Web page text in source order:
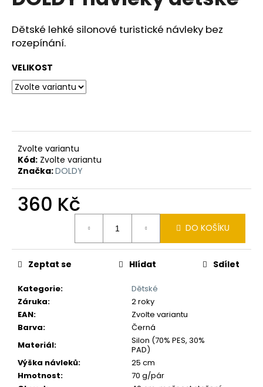
z
5
hvězdiček.
Dětské lehké silonové turistické návleky bez
rozepínání.
VELIKOST
Zvolte variantu
Kód: Zvolte variantu
Značka:DOLDY
360 Kč
DO KOŠÍKU
Kategorie:
Dětské
Záruka:
2 roky
EAN:
Zvolte variantu
Barva:
Černá
Materiál:
Silon (70% PES, 30%
PAD)
Výška návleků:
25 cm
Hmotnost:
70 g/pár
Zeptat se Hlídat Sdílet
j
í
t
?
D
o
p
u
č
e
m
e